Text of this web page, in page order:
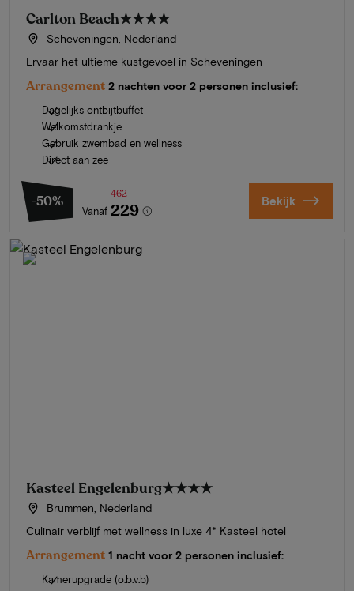
Carlton Beach★★★★
Scheveningen, Nederland
Ervaar het ultieme kustgevoel in Scheveningen
Arrangement 2 nachten voor 2 personen inclusief:
Dagelijks ontbijtbuffet
Welkomstdrankje
Gebruik zwembad en wellness
Direct aan zee
-50%
Vanaf
462
229 Bekijk
Kasteel Engelenburg★★★★
Brummen, Nederland
Culinair verblijf met wellness in luxe 4* Kasteel hotel
Arrangement 1 nacht voor 2 personen inclusief:
Kamerupgrade (o.b.v.b)